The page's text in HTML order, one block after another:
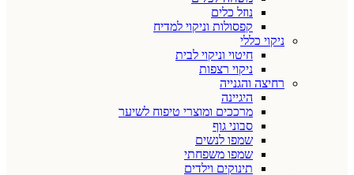
נוזל כלים
קפסולות וניקוי למדיח
ניקוי כללי
חיטוי וניקוי לבית
ניקוי רצפות
רחיצה והגנייה
היגיינה
מרככים ומוצרי טיפוח לשיער
סבוני גוף
שמפו לנשים
שמפו משפחתי
תינוקים וילדים